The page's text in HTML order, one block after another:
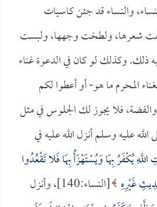
والنساء قد جئن كاسيات
شعرها، ولطخت وجهها، ولبست
ذلك. وكذلك لو كان في الدعوة غناء
المحرم ما هو- أو أعطوا لكم
فلا يجوز لك الجلوس في مثل
عليه وسلم أنزل الله عليه في
يُكْفَرُ بِهَا وَيُسْتَهْزَأُ بِهَا فَلا تَقْعُدُوا
غَيْرِهِ
[النساء:140]، وأنزل